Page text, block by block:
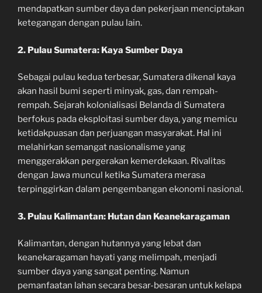
mendapatkan sumber daya dan pekerjaan menciptakan
ketegangan dengan pulau lain.
2. Pulau Sumatera: Kaya Sumber Daya
Sebagai pulau kedua terbesar, Sumatera dikenal kaya
akan hasil bumi seperti minyak, gas, dan rempah-
rempah. Sejarah kolonialisasi Belanda di Sumatera
berfokus pada eksploitasi sumber daya, yang memicu
ketidakpuasan dan perjuangan masyarakat. Hal ini
melahirkan semangat nasionalisme yang
menggerakkan pergerakan kemerdekaan. Rivalitas
dengan Jawa muncul ketika Sumatera merasa
terpinggirkan dalam pengembangan ekonomi nasional.
3. Pulau Kalimantan: Hutan dan Keanekaragaman
Kalimantan, dengan hutannya yang lebat dan
keanekaragaman hayati yang melimpah, menjadi
sumber daya yang sangat penting. Namun
pemanfaatan lahan secara besar-besaran untuk kelapa